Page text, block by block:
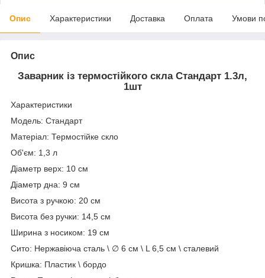
Опис Характеристики Доставка Оплата Умови
Опис
Заварник із термостійкого скла Стандарт 1.3л,
1шт
Характеристики
Модель: Стандарт
Матеріал: Термостійке скло
Об'єм: 1,3 л
Діаметр верх: 10 см
Діаметр дна: 9 см
Висота з ручкою: 20 см
Висота без ручки: 14,5 см
Ширина з носиком: 19 см
Сито: Нержавіюча сталь \ ∅ 6 см \ L 6,5 см \ сталевий
Кришка: Пластик \ бордо